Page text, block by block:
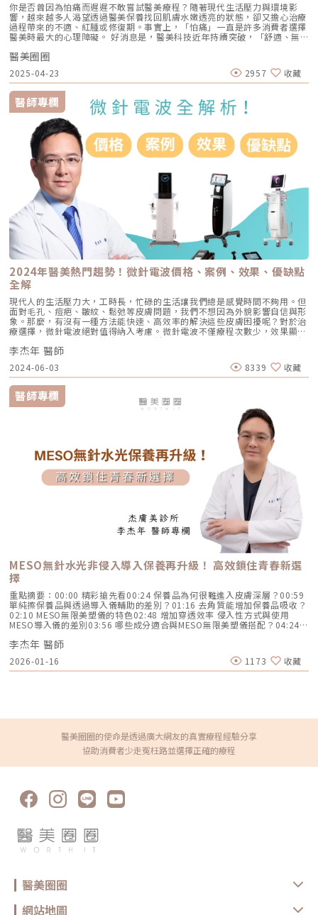
你是否曾因為怕痛而遲遲不敢嘗試醫美療程？隨著現代生活壓力與環境影
響，越來越多人渴望透過醫美保養找回肌膚水嫩透亮的狀態，卻又擔心治療
過程帶來的不適、紅腫或修復期。事實上，「怕痛」一直是許多消費者選擇
醫美時最大的心理障礙。 好消息是，醫美科技近年持續突破，「舒適、無
痛、零修復期」成為新標準！ 其中來自韓國的最新話題「Targetcool疼就
酷」無痛水光，更徹底顛覆大家對水光針「會痛、需要恢復」的印象，從此
不再因為怕痛而錯過變美的機會！這項技術以冷凍科技結合高速氣流，不需
要任何針劑、全程無痛，能把珍貴的保濕精華直接導入肌膚深層。無論你是
忙碌上班族、怕痛族，還是敏感肌膚，都能在短時間內體驗到深層補水與膚
質亮白的效果，療程後立即恢復日常，完全不用擔心紅腫、結痂或修復期，
讓醫美變得輕鬆零壓力。 隨著大家對「醫美無痛化」的期待不斷提升，
「Targetcool疼就酷」的出現無疑是愛美族的救星，也是市場上少數能兼顧
效果、舒適與安全的高科技療程。不管你過去對醫美有多少疑慮，這次真的
可以放心感受無痛美肌！「Targetcool疼就酷」是什麼？「Targetcool疼
就酷」是由韓國Recens Medical公司研發的冷卻技術設備，並獲得美國
FDA、歐盟CE及多國認證。利用精準的溫控技術，不僅能減緩疼痛和腫脹，
還能縮短術後恢復期，提升治療舒適度。此外，還能應用在像是生髮、保濕
亮白、肌膚修復等多種不同的療程中。採用無針導入的方式，不只讓人免於
疼痛和不適，更能確保精華成分均勻且持久地被肌膚吸收，為傳統的水光針
等療程帶來嶄新的感受和更好的效果。「Targetcool疼就酷」3大治療模式
一次看懂 冰鎮舒緩，減輕不適 透過精準的溫控技術，將肌膚表層降至約
-10°C 到 5°C，有效減緩治療帶來的不適、紅腫與發炎反應。無論是玻尿酸
還是肉毒注射，搭配使用都能讓療程更舒服、更安心。 極速降溫，舒緩無
感療程高效低溫技術，能瞬間將局部降至-79°C極冷狀態，精準針對像是皮
膚疣、脂漏性角化等小面積皮膚問題進行處理。療程溫和不留痕跡，術後修
復快速，讓肌膚悄悄回到潔淨細緻的狀態。 冰晶導入，讓肌膚喝飽水 「疼
就酷」運用高科技冷凍技術，將保養精華瞬間凝結為細小冰晶，再藉由高速
氣流將成分傳送至肌膚深層，整個過程不需動針、不造成刺激，卻能讓營養
成分深植肌底。療程後肌膚觸感柔嫩、光澤透亮，彷彿自帶柔光濾鏡般亮眼
動人。「Targetcool疼就酷」作用原理，無針冷凍導入、舒適無感 精華瞬
凍，鎖住活性透過高濃度二氧化碳冷卻技術，將保養精華在瞬間凝結成細緻
冰晶，保留活性成分的完整性，也為後續導入肌膚做好準備，讓每一滴營養
都更加精準、有效地深入底層。 深入肌底，精準補水利用高速氣流技術，
將冰晶精華穩穩送進肌膚底層，不只停留在表面，而是真正滲透到肌膚需要
養分的地方，讓保濕成分發揮最大效益，水嫩效果更加明顯。 促進精華吸
收採用CO₂技術，促使精華成分快速擴散至肌膚各層，提升肌膚吸收能力，
確保每一滴精華都能均勻分佈，讓護膚效果發揮到極致。「Targetcool疼就
酷」核心效果與4大功效這項技術不僅無痛，還能深層改善膚質，帶來令人
驚豔的效果。從清除痘痘、促進頭髮再生、美白保濕、修復肌膚，這項療程
已經成為追求完美肌膚的理想選擇。 有效對抗痘痘肌，啟動肌膚修護循環
先進的冷凍技術，能有效鎖定並冷卻痘痘發炎區域，舒緩因痘痘引起的紅腫
與不適。同時，這項技術能夠平衡油脂分泌，減少毛孔阻塞的風險，從根本
上對抗痘痘問題。搭配精華導入，深層滋養肌膚，讓痘痘得到快速舒緩並預
防未來的肌膚困擾。這不僅是消炎護膚的創新方式，也是為肌膚恢復平衡與
健康的理想選擇。 活化毛囊，找回健康豐盈髮量 Targetcool 冰晶水光不僅
能有效改善頭皮狀況，還能透過低溫刺激，喚醒毛囊活力、促進毛髮再生。
這項技術有助於活化處於休止期的毛囊細胞，引導它們進入生長期，進一步
促進新生毛髮的生成。同時，冷凍療法亦能促進頭皮微循環，提升養分與氧
氣供應，打造適合毛髮健康生長的環境。無論是因壓力、環境變化或年齡所
造成的落髮問題，亦或是油脂分泌過多導致的頭皮困擾，都能透過這項療程
獲得明顯改善，讓頭皮更健康、髮量更豐盈。 喚醒肌膚水光感，重現淨亮
膚色當角質層健康時，肌膚才能有效鎖住水分、抵禦外界刺激，維持穩定的
保濕與膚色表現。然而，年齡增長或環境影響常使這層天然屏障變得薄弱，
導致乾燥、敏感與暗沉等問題。透過低溫技術，溫和調理表皮，幫助角質細
胞重新排列、強化屏障功能，進而減少水分流失，同時促進血液循環，讓膚
色看起來更加明亮透潤。不僅能單獨使用，冰晶水光也能與外泌體、麗珠蘭
等多種精華搭配導入，將吸收效果提升至 2.5 至 5 倍，進一步優化療程成
果，讓肌膚由內而外散發細緻光澤。 低溫修復 × CO₂導入，撫平歲月痕跡
透過冷卻環境與CO₂效應，能有效提升肌膚對氧氣的吸收效率，同時啟動細
胞的自我修復，有助於加速肌膚再生。根據臨床顯示，接受「疼就酷」療程
後，纖維母細胞活性顯著上升，能夠促進膠原蛋白與彈性蛋白生成，使肌膚
組織結構更緊實、厚實，不僅能撫平細紋、修復受損肌膚，還能全面提升肌
膚彈性與滑嫩觸感。精華該怎麼選？麗珠蘭VS外泌體重點比較，看完秒懂適
合誰！在「Targetcool疼就酷」無痛水光療程中，精華的選擇關乎你的美膚
成果！目前討論度最高的兩大精華，就是「麗珠蘭」與「外泌體」。這兩種
精華都能強化修護、提升膚況、延緩老化，卻各有不同適合的膚質與需求。
那麼，「麗珠蘭」與「外泌體」到底差在哪裡？誰又更適合你？一次讓你搞
懂特點與適用族群，幫你選出最適合的保養方案！ 項目 外泌體 麗珠蘭 來源
保養機器打跟醫師手打哪個好？效果、精準度、痛感比較！EMFACE®菲斯
波無痛逆齡新趨勢！效果、價格、原理完整分析韓國做醫美超便宜，那些你
不可不知的高風險！疼就酷常見問題Q&AQ1. 疼就酷和傳統水光針有什麼不
同？A：「疼就酷」屬於無針無痛導入技術，利用冷凍與高速氣流將精華傳
見效？效果可以維持多久？A：大多數人在療程後當天就會明顯感覺到肌膚
水潤透亮，狀態隨後幾天會更穩定。效果通常能持續2至3週，建議每3至4
週可再次療程，以維持最佳膚況。Q3. 疼就酷適合哪些人？有什麼禁忌症
皮膚有開放性傷口、嚴重發炎、或對冷極度敏感的人立即施作，建議先諮詢
專業醫師評估。Q4. 疼就酷療程是否安全？有副作用嗎？A：榮獲美國
FDA、歐盟CE、台灣TFDA認證，安全性高。大多數人不會有明顯副作用，
估膚況、清潔臉部，再根據需求選擇適合的精華成分。接著使用
TargetCool設備進行無針冷凍導入，全程大約只需10至15分鐘，過程幾乎
或首次嘗試醫美的消費者。別再因為怕痛而錯過變美的機會！「Targetcool
醫美圈圈
2025-04-23 2957 收藏
醫師專欄
2024年醫美熱門趨勢！微針電波價格、案例、效果、優缺點
全解
現代人的生活壓力大，工時長，忙碌的生活讓我們總是感覺時間不夠用。但
面對毛孔、痘疤、皺紋、鬆弛等皮膚問題，我們不想因為外貌影響自信與形
象。那麼，有沒有一種方法能快速、高效率的解決這些皮膚困擾呢？對於治
療選擇，微針電波絕對值得納入考慮。微針電波不僅療程次數少，效果顯
著，而且相比傳統電波拉皮，費用更低。今年上半年，市場上已有五到六個
不同品牌的微針電波相繼推出，由此可見受歡迎的程度非同一般。那麼，微
針電波到底是什麼？它有哪些優缺點？市面上的微針電波品牌有什麼區別？
價格又是多少？實際案例效果如何？接下來，我將解析這些疑問，讓你更了
解微針電波。什麼是微針電波？微針電波是一種結合微針與電波技術的醫學
美容儀器，利用細小的針在皮膚表面釋放出電波，改善多種皮膚問題。與傳
統電波拉皮不同，微針電波能夠直接將能量傳遞到真皮層、筋膜層直達皮下
脂肪層，能夠達到深層的改善效果，對於改善皺紋、細紋、毛孔粗大、痘疤
等問題，效果顯著。主要針對真皮層深度約0.5-8mm處，尤其適合有皺
紋、痘疤和膚質問題的人群。根據時空Ｅ電波的原廠講師李杰年醫師的實際
操作經驗，治療深度達8mm時能深入到脂肪層，不僅對較豐滿的臉部有更
好的緊緻效果，還能改善妊娠紋、肥胖紋等身體紋路問題。此外，微針電波
還能提拉和塑造臉部輪廓，改善頸紋及其他身體紋路。療程中，微針釋放的
熱能有助於止血，縮短恢復期，讓皮膚更快達到緊緻、提升和抗皺的效果。
微針電波的效果？ 縮小毛孔和淡化痘疤微針電波能深入皮膚深層，刺激膠
原蛋白和彈力蛋白的再生，進而縮小毛孔和淡化痘疤，讓皮膚變得光滑細
緻。 減少皺紋透過微針將能量傳遞到皮膚深層，刺激膠原蛋白新生，使皮
膚更加緊緻飽滿，減少皺紋的出現。多次療程後，皺紋會逐漸減少，皮膚恢
復年輕光彩。 改善皮膚鬆弛微針電波透過熱能刺激膠原蛋白和彈力蛋白的
增生，有效改善皮膚鬆弛問題，讓肌膚更加緊實。 改善頸紋微針電波能針
對頸部肌膚進行治療，促進真皮層和基底膜的改善，刺激膠原蛋白再生，有
效緊緻頸部肌膚，改善頸紋。 深度收緊SMAS層微針電波的微針能夠精準地
進入皮膚深層，而電波能夠在皮膚內部產生熱能，並刺激SMAS層，促進膠
原蛋白的再生和重組，達到緊緻拉提的作用。 擊退局部脂肪微針電波不僅
可以解決臉部問題，還可以減脂。利用電波把脂肪細胞加熱，然後分解掉，
讓身體代謝並排出。也能促進血液循環，加快新陳代謝，減少局部脂肪的囤
積。微針電波的費用與收費標準微針電波的價格會因使用的儀器和醫師技術
而異。選擇正規診所和經驗豐富的醫師非常重要，因為不當的操作可能會影
響治療效果甚至導致皮膚損傷。雖然有些診所提供較低的價格，但可能使用
非原廠儀器或技術不熟練的醫師，最終效果可能不如預期。微針電波機型評
比市面上的微針電波機型眾多，每台儀器都有特點。重要的是選擇適合自己
皮膚需求的儀器，並確保由專業醫師操作。不同品牌的儀器在治療深度、效
果和舒適度上有所差異，因此選擇前應仔細了解各機型的特性。※上述適應
症外應用範圍純為醫師個人經驗分享，民眾施作療程前應理性判斷並審慎選
改善頸紋。相較於傳統電波拉皮，微針電波更柔和舒適，不需冷卻系統，且
電波屬於微侵入式療程，會在皮膚上留下小傷口。如果護理不當，可能會增
加感染風險。療程後可能出現短期的不適，如瘀傷、腫脹或發紅。此外，療
程後應避免高溫環境和長時間曝曬。微針電波治療前後重要事項術前事項
療程前2週避免日曬。 療程前24小時內不要飲酒。 療程前一週避免去角質
藥物，療程當天停止使用。 有皮膚疾病、懷孕或金屬植入物等情況，請告
知醫師。術後事項 療程後保濕防曬，外出使用SPF30以上的防曬產品。 療
程後4到6小時再清洗皮膚，敏感肌膚隔天再清洗。 療程後一週內避免高溫
摳抓皮膚。 療程後可能會有紅腫和疼痛，可使用鎮定保濕產品。微針電波
Q&AQ1：微針電波會痛嗎？屬於微侵入性方式，並採用的醫療級24K金不
銹鋼針極細小，因此過程中疼痛感較低。此外，在施行前，常會使用局部麻
Q3：微針電波做完多久見效？一般建議2-3次療程，每次間隔4到6週，約一
週後可見效果，1個月後效果更明顯。Q4：微針電波效果可以維持多久？效
所有膚質嗎？適用範圍廣，但需經專業醫師評估後量身定制療程計畫。微針
李杰年 醫師
2024-06-03 8339 收藏
醫師專欄
MESO無針水光非侵入導入保養再升級！ 高效鎖住青春新選
擇
重點摘要：00:00 精彩搶先看00:24 保養品為何很難進入皮膚深層？00:59
單純擦保養品與透過導入儀輔助的差別？01:16 去角質能增加保養品吸收？
02:10 MESO無限美塑儀的特色02:48 增加穿透效率 侵入性方式與使用
MESO導入儀的差別03:56 哪些成分適合與MESO無限美塑儀搭配？04:24
建議多久使用一次導入儀？05:02 哪些族群適合MESO無限美塑？05:40
MESO無限美塑的應用？LINE官方帳號一對一咨詢👉
https://reurl.cc/x3EQZN歡迎訂閱我的頻道👉https://reurl.cc/nY51k8關
注杰膚美診所FB👉https://reurl.cc/XQljva杰膚美診所官網👉
https://jfmskin.com/關注李杰年醫師FB👉https://reurl.cc/Mzk0nm杰膚
李杰年 醫師
2026-01-16 1173 收藏
醫美圈圈的使命是透過廣大網友的真實療程經驗分享
協助消費者少走冤枉路並選擇正確的療程
醫美圈圈
網站地圖